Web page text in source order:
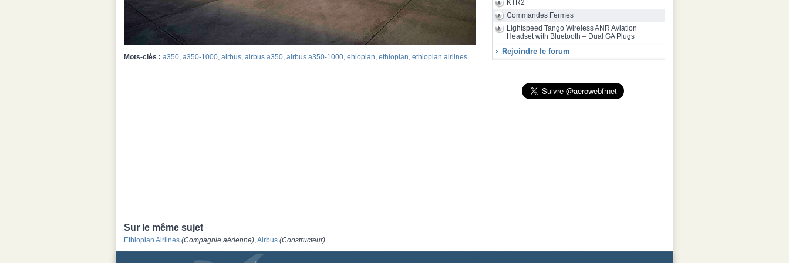
Mots-clés : a350, a350-1000, airbus, airbus a350, airbus a350-1000, ehiopian, ethiopian, ethiopian airlines
Sur le même sujet
Ethiopian Airlines (Compagnie aérienne),Airbus (Constructeur)
28/07
Airbus a inauguré une deuxième ligne
d'assemblage final de la famille A320 à Toulouse
KTR2
Commandes Fermes
Lightspeed Tango Wireless ANR Aviation
Headset with Bluetooth – Dual GA Plugs
Rejoindre le forum